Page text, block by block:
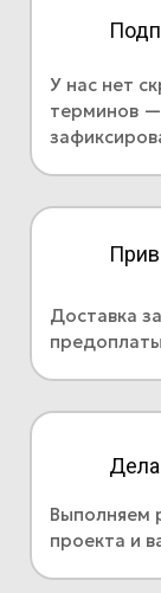
У нас нет
терминов —
Доставка
Выполняем
проекта и